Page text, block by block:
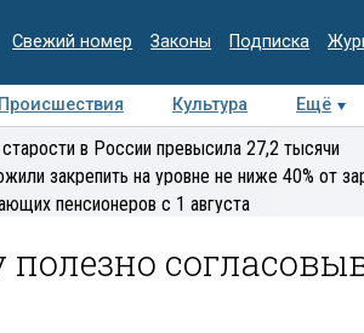
Свежий номер Законы Подписка
Происшествия Культура Ещё
Интервью Колумнисты
в России превысила 27,2 тысячи
закрепить на уровне не ниже 40% от
пенсионеров с 1 августа